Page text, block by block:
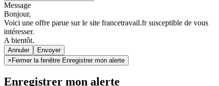
Message
Bonjour,
Voici une offre parue sur le site francetravail.fr susceptible de vous
intéresser.
A bientôt.
Annuler
× Fermer la fenêtre Enregistrer mon alerte
Enregistrer mon alerte